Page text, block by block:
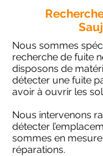
Nous sommes
recherche de fuite
disposons de
détecter une fuite
avoir à ouvrir les
Nous intervenons
détecter
sommes en mesure
réparations.